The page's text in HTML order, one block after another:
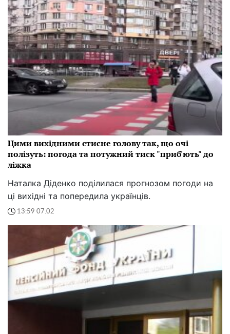
Цими вихідними стисне голову так, що очі
полізуть: погода та потужний тиск "приб'ють" до
ліжка
Наталка Діденко поділилася прогнозом погоди на
ці вихідні та попередила українців.
13:59 07.02